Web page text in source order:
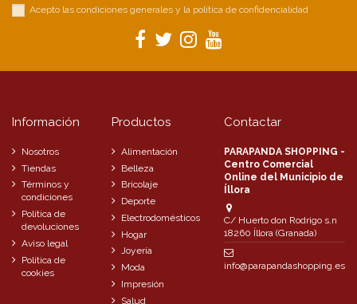
Acepto las condiciones generales y la política de confidencialidad
Información
Nosotros
Tiendas
Términos y
condiciones
Política de
devoluciones
Aviso legal
Política de
cookies
Productos
Alimentación
Belleza
Bricolaje
Deporte
Electrodomésticos
Hogar
Joyería
Moda
Impresión
Salud
Contactar
PARAPANDA SHOPPING -
Centro Comercial
Online del Municipio de
Íllora
C/ Huerto don Rodrigo s.n
18260 Íllora (Granada)
info@parapandashopping.es